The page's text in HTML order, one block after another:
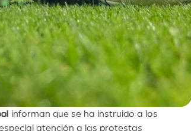
informan que se ha instruido a los
atención a las protestas